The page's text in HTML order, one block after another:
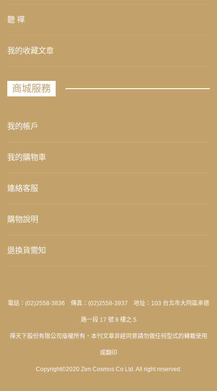
聽 禪
我的收藏文章
商城服務
我的帳戶
我的購物車
連絡客服
購物說明
退換貨需知
電話：(02)2558-3836 傳真：(02)2558-3937 地址：103 台北市大同區承德
路一段 17 號 8 樓之 5
禪天下股份有限公司版權所有‧本刊文章非經同意請勿做任何型式的轉載使用
或翻印
Copyright©2020 Zen Cosmos Co Ltd. All right reserved.